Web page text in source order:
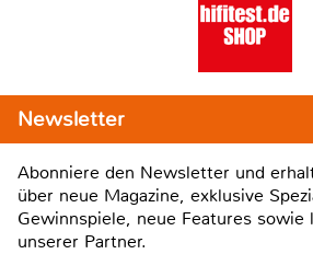
Newsletter
Abonniere den Newsletter und
über neue Magazine, exklusive
Gewinnspiele, neue Features
unserer Partner.